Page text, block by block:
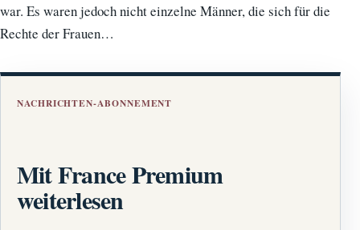
war. Es waren jedoch nicht einzelne Männer, die sich für die
Rechte der Frauen…
NACHRICHTEN-ABONNEMENT
Mit France Premium
weiterlesen